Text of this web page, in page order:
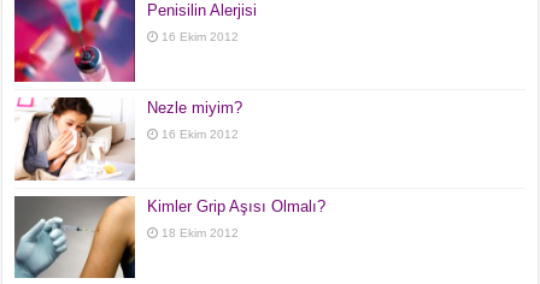
Penisilin Alerjisi
16 Ekim 2012
Nezle miyim?
16 Ekim 2012
Kimler Grip Aşısı Olmalı?
18 Ekim 2012